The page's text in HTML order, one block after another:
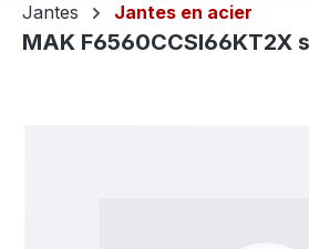
Jantes Jantes en acier
MAK F6560CCSI66KT2X